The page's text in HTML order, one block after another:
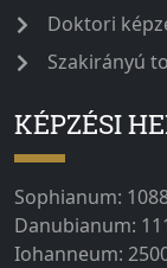
Doktori
Szakirányú
KÉPZÉSI
Sophianum:
Danubianum:
Iohanneum: